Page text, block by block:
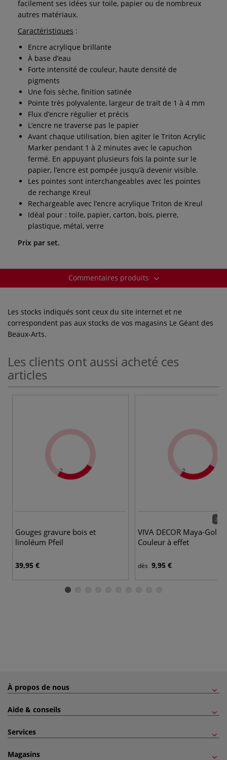
facilement ses idées sur toile, papier ou de nombreux
autres matériaux.
Caractéristiques :
Encre acrylique brillante
À base d’eau
Forte intensité de couleur, haute densité de
pigments
Une fois sèche, finition satinée
Pointe très polyvalente, largeur de trait de 1 à 4 mm
Flux d’encre régulier et précis
L’encre ne traverse pas le papier
Avant chaque utilisation, bien agiter le Triton Acrylic
Marker pendant 1 à 2 minutes avec le capuchon
fermé. En appuyant plusieurs fois la pointe sur le
papier, l’encre est pompée jusqu’à devenir visible.
Les pointes sont interchangeables avec les pointes
de rechange Kreul
Rechargeable avec l’encre acrylique Triton de Kreul
Idéal pour : toile, papier, carton, bois, pierre,
plastique, métal, verre
Prix par set.
Commentaires produits
Les stocks indiqués sont ceux du site Internet et ne
correspondent pas aux stocks de vos magasins Le Géant des
Beaux-Arts.
Les clients ont aussi acheté ces
articles
Gouges gravure bois et
linoléum Pfeil
39,95 €
25
VIVA DECOR Maya-Gold
Couleur à effet
dès 9,95 €
À propos de nous
Aide & conseils
Services
Magasins